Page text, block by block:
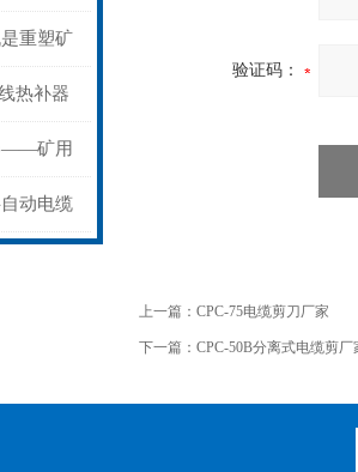
点”的三
重塑矿
外科医
热补器
复的工
——矿用
，安全
动电缆
验证码：
上一篇： CPC-75电缆剪刀厂家
下一篇： CPC-50B分离式电缆剪厂